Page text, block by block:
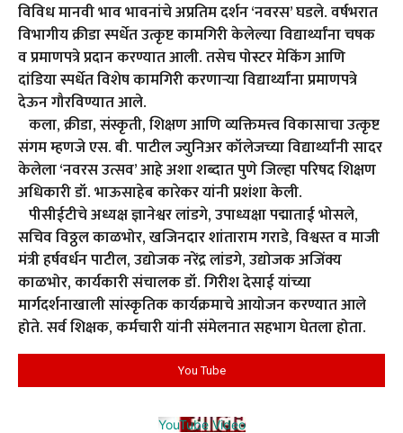
विविध मानवी भाव भावनांचे अप्रतिम दर्शन ‘नवरस’ घडले. वर्षभरात
विभागीय क्रीडा स्पर्धेत उत्कृष्ट कामगिरी केलेल्या विद्यार्थ्यांना चषक
व प्रमाणपत्रे प्रदान करण्यात आली. तसेच पोस्टर मेकिंग आणि
दांडिया स्पर्धेत विशेष कामगिरी करणाऱ्या विद्यार्थ्यांना प्रमाणपत्रे
देऊन गौरविण्यात आले.
कला, क्रीडा, संस्कृती, शिक्षण आणि व्यक्तिमत्त्व विकासाचा उत्कृष्ट
संगम म्हणजे एस. बी. पाटील ज्युनिअर कॉलेजच्या विद्यार्थ्यांनी सादर
केलेला ‘नवरस उत्सव’ आहे अशा शब्दात पुणे जिल्हा परिषद शिक्षण
अधिकारी डॉ. भाऊसाहेब कारेकर यांनी प्रशंशा केली.
पीसीईटीचे अध्यक्ष ज्ञानेश्वर लांडगे, उपाध्यक्षा पद्माताई भोसले,
सचिव विठ्ठल काळभोर, खजिनदार शांताराम गराडे, विश्वस्त व माजी
मंत्री हर्षवर्धन पाटील, उद्योजक नरेंद्र लांडगे, उद्योजक अजिंक्य
काळभोर, कार्यकारी संचालक डॉ. गिरीश देसाई यांच्या
मार्गदर्शनाखाली सांस्कृतिक कार्यक्रमाचे आयोजन करण्यात आले
होते. सर्व शिक्षक, कर्मचारी यांनी संमेलनात सहभाग घेतला होता.
You Tube
YouTube Video